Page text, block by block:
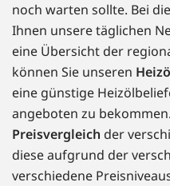
noch warten sollte. Bei
Ihnen unsere täglichen
eine Übersicht der
können Sie unseren
eine günstige
angeboten zu
Preisvergleich der
diese aufgrund der
verschiedene